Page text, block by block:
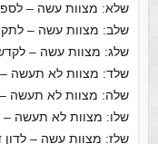
שלא: מצוות עשה –
שלב: מצוות עשה –
שלג: מצוות עשה –
שלד: מצוות לא תעשה
שלה: מצוות לא תעשה –
שלו: מצוות לא תעשה –
שלז: מצוות עשה – לדון